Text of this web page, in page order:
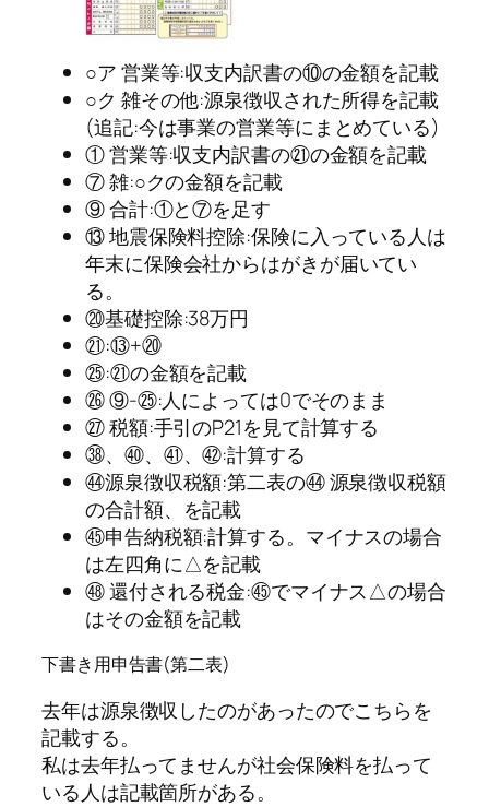
○ア 営業等:収支内訳書の⑩の金額を記載
○ク 雑その他:源泉徴収された所得を記載
(追記:今は事業の営業等にまとめている)
① 営業等:収支内訳書の㉑の金額を記載
⑦ 雑:○クの金額を記載
⑨ 合計:①と⑦を足す
⑬ 地震保険料控除:保険に入っている人は
年末に保険会社からはがきが届いてい
る。
⑳基礎控除:38万円
㉑:⑬+⑳
㉕:㉑の金額を記載
㉖ ⑨-㉕:人によっては0でそのまま
㉗ 税額:手引のP21を見て計算する
㊳、㊵、㊶、㊷:計算する
㊹源泉徴収税額:第二表の㊹ 源泉徴収税額
の合計額、を記載
㊺申告納税額:計算する。マイナスの場合
は左四角に△を記載
㊽ 還付される税金:㊺でマイナス△の場合
はその金額を記載
下書き用申告書(第二表)
去年は源泉徴収したのがあったのでこちらを
記載する。
私は去年払ってませんが社会保険料を払って
いる人は記載箇所がある。